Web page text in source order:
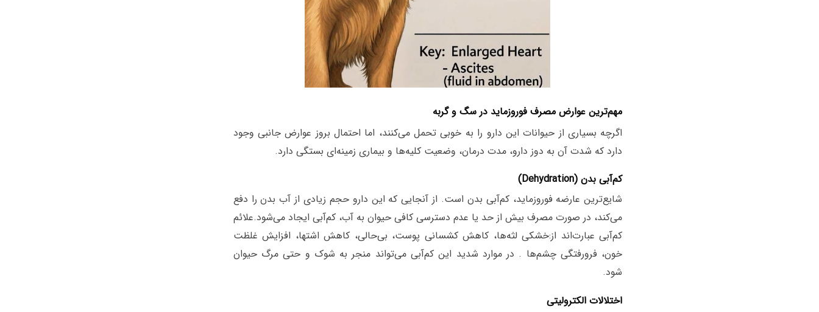
مهم‌ترین عوارض مصرف فوروزماید در سگ و گربه
اگرچه بسیاری از حیوانات این دارو را به خوبی تحمل می‌کنند، اما احتمال بروز عوارض جانبی وجود
دارد که شدت آن به دوز دارو، مدت درمان، وضعیت کلیه‌ها و بیماری زمینه‌ای بستگی دارد.
کم‌آبی بدن (Dehydration)
شایع‌ترین عارضه فوروزماید، کم‌آبی بدن است. از آنجایی که این دارو حجم زیادی از آب بدن را دفع
می‌کند، در صورت مصرف بیش از حد یا عدم دسترسی کافی حیوان به آب، کم‌آبی ایجاد می‌شود.علائم
کم‌آبی عبارت‌اند از:خشکی لثه‌ها، کاهش کشسانی پوست، بی‌حالی، کاهش اشتها، افزایش غلظت
خون، فرورفتگی چشم‌ها . در موارد شدید این کم‌آبی می‌تواند منجر به شوک و حتی مرگ حیوان
شود.
اختلالات الکترولیتی